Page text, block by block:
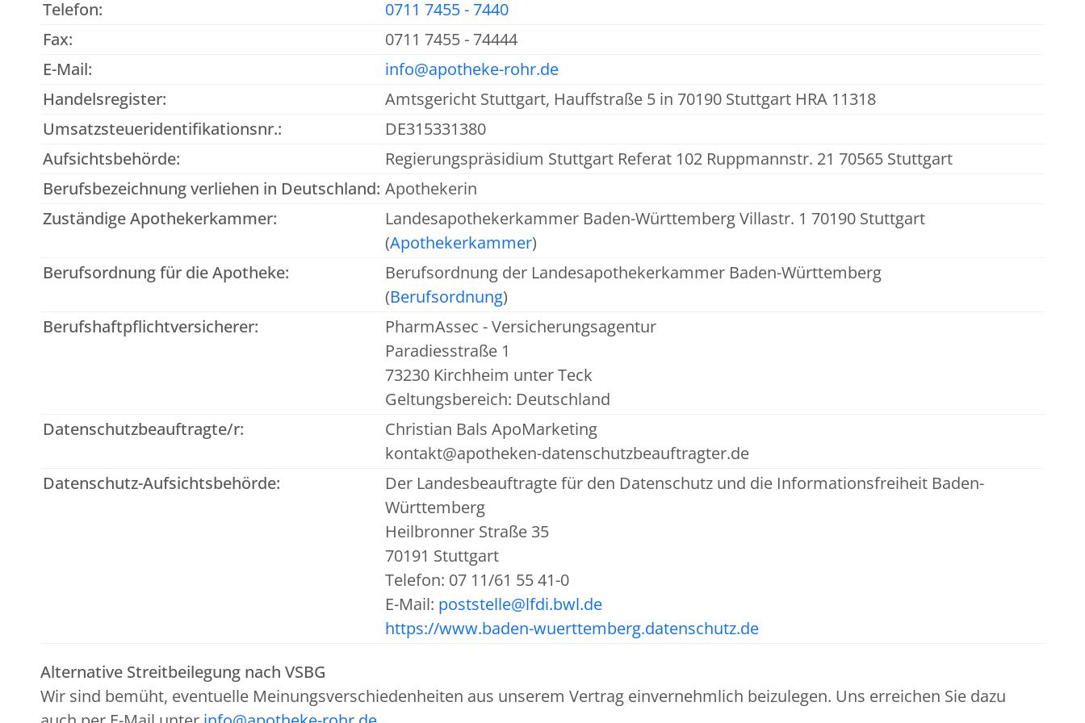
Telefon:
0711 7455 - 7440
Fax:
0711 7455 - 74444
E-Mail:
info@apotheke-rohr.de
Handelsregister:
Amtsgericht Stuttgart, Hauffstraße 5 in 70190 Stuttgart HRA 11318
Umsatzsteueridentifikationsnr.:
DE315331380
Aufsichtsbehörde:
Regierungspräsidium Stuttgart Referat 102 Ruppmannstr. 21 70565 Stuttgart
Berufsbezeichnung verliehen in Deutschland: Apothekerin
Zuständige Apothekerkammer:
Landesapothekerkammer Baden-Württemberg Villastr. 1 70190 Stuttgart
(Apothekerkammer)
Berufsordnung für die Apotheke:
Berufsordnung der Landesapothekerkammer Baden-Württemberg
(Berufsordnung)
Berufshaftpflichtversicherer:
PharmAssec - Versicherungsagentur
Paradiesstraße 1
73230 Kirchheim unter Teck
Geltungsbereich: Deutschland
Datenschutzbeauftragte/r:
Christian Bals ApoMarketing
kontakt@apotheken-datenschutzbeauftragter.de
Datenschutz-Aufsichtsbehörde:
Der Landesbeauftragte für den Datenschutz und die Informationsfreiheit Baden-
Württemberg
Heilbronner Straße 35
70191 Stuttgart
Telefon: 07 11/61 55 41-0
E-Mail: poststelle@lfdi.bwl.de
https://www.baden-wuerttemberg.datenschutz.de
Alternative Streitbeilegung nach VSBG
Wir sind bemüht, eventuelle Meinungsverschiedenheiten aus unserem Vertrag einvernehmlich beizulegen. Uns erreichen Sie dazu